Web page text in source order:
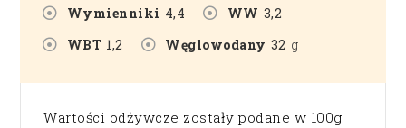
Wymienniki 4,4 WW 3,2
WBT 1,2 Węglowodany 32 g
Wartości odżywcze zostały podane w 100g